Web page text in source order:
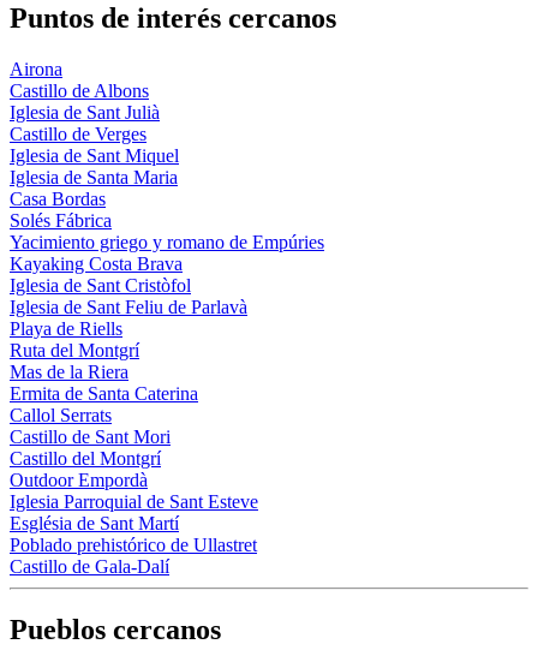
Puntos de interés cercanos
Airona
Castillo de Albons
Iglesia de Sant Julià
Castillo de Verges
Iglesia de Sant Miquel
Iglesia de Santa Maria
Casa Bordas
Solés Fábrica
Yacimiento griego y romano de Empúries
Kayaking Costa Brava
Iglesia de Sant Cristòfol
Iglesia de Sant Feliu de Parlavà
Playa de Riells
Ruta del Montgrí
Mas de la Riera
Ermita de Santa Caterina
Callol Serrats
Castillo de Sant Mori
Castillo del Montgrí
Outdoor Empordà
Iglesia Parroquial de Sant Esteve
Església de Sant Martí
Poblado prehistórico de Ullastret
Castillo de Gala-Dalí
Pueblos cercanos